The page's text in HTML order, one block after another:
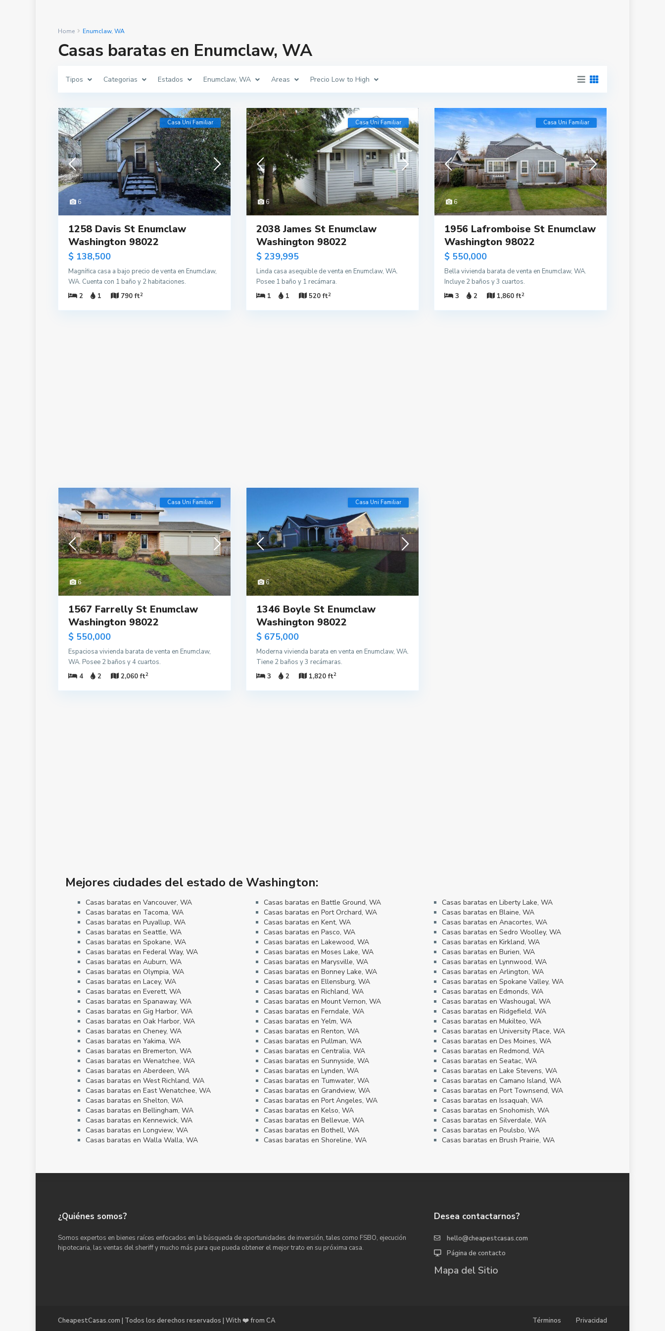
Home Enumclaw, WA
Casas baratas en Enumclaw, WA
Tipos Categorias Estados Enumclaw, WA Areas Precio Low to High
6
Casa Uni Familiar
1258 Davis St Enumclaw
Washington 98022
$ 138,500
Magnífica casa a bajo precio de venta en Enumclaw,
WA. Cuenta con 1 baño y 2 habitaciones.
2
1 790 ft2
6
Casa Uni Familiar
2038 James St Enumclaw
Washington 98022
$ 239,995
Linda casa asequible de venta en Enumclaw, WA.
Posee 1 baño y 1 recámara.
1
1 520 ft2
6
Casa Uni Familiar
1956 Lafromboise St Enumclaw
Washington 98022
$ 550,000
Bella vivienda barata de venta en Enumclaw, WA.
Incluye 2 baños y 3 cuartos.
3
2 1,860 ft2
6
Casa Uni Familiar
1567 Farrelly St Enumclaw
Washington 98022
$ 550,000
Espaciosa vivienda barata de venta en Enumclaw,
WA. Posee 2 baños y 4 cuartos.
4
2 2,060 ft2
6
Casa Uni Familiar
1346 Boyle St Enumclaw
Washington 98022
$ 675,000
Moderna vivienda barata en venta en Enumclaw, WA.
Tiene 2 baños y 3 recámaras.
3
2 1,820 ft2
Mejores ciudades del estado de Washington:
Casas baratas en Vancouver, WA
Casas baratas en Tacoma, WA
Casas baratas en Puyallup, WA
Casas baratas en Seattle, WA
Casas baratas en Spokane, WA
Casas baratas en Federal Way, WA
Casas baratas en Auburn, WA
Casas baratas en Olympia, WA
Casas baratas en Lacey, WA
Casas baratas en Everett, WA
Casas baratas en Spanaway, WA
Casas baratas en Gig Harbor, WA
Casas baratas en Oak Harbor, WA
Casas baratas en Cheney, WA
Casas baratas en Yakima, WA
Casas baratas en Bremerton, WA
Casas baratas en Wenatchee, WA
Casas baratas en Aberdeen, WA
Casas baratas en West Richland, WA
Casas baratas en East Wenatchee, WA
Casas baratas en Shelton, WA
Casas baratas en Bellingham, WA
Casas baratas en Kennewick, WA
Casas baratas en Longview, WA
Casas baratas en Walla Walla, WA
Casas baratas en Battle Ground, WA
Casas baratas en Port Orchard, WA
Casas baratas en Kent, WA
Casas baratas en Pasco, WA
Casas baratas en Lakewood, WA
Casas baratas en Moses Lake, WA
Casas baratas en Marysville, WA
Casas baratas en Bonney Lake, WA
Casas baratas en Ellensburg, WA
Casas baratas en Richland, WA
Casas baratas en Mount Vernon, WA
Casas baratas en Ferndale, WA
Casas baratas en Yelm, WA
Casas baratas en Renton, WA
Casas baratas en Pullman, WA
Casas baratas en Centralia, WA
Casas baratas en Sunnyside, WA
Casas baratas en Lynden, WA
Casas baratas en Tumwater, WA
Casas baratas en Grandview, WA
Casas baratas en Port Angeles, WA
Casas baratas en Kelso, WA
Casas baratas en Bellevue, WA
Casas baratas en Bothell, WA
Casas baratas en Shoreline, WA
Casas baratas en Liberty Lake, WA
Casas baratas en Blaine, WA
Casas baratas en Anacortes, WA
Casas baratas en Sedro Woolley, WA
Casas baratas en Kirkland, WA
Casas baratas en Burien, WA
Casas baratas en Lynnwood, WA
Casas baratas en Arlington, WA
Casas baratas en Spokane Valley, WA
Casas baratas en Edmonds, WA
Casas baratas en Washougal, WA
Casas baratas en Ridgefield, WA
Casas baratas en Mukilteo, WA
Casas baratas en University Place, WA
Casas baratas en Des Moines, WA
Casas baratas en Redmond, WA
Casas baratas en Seatac, WA
Casas baratas en Lake Stevens, WA
Casas baratas en Camano Island, WA
Casas baratas en Port Townsend, WA
Casas baratas en Issaquah, WA
Casas baratas en Snohomish, WA
Casas baratas en Silverdale, WA
Casas baratas en Poulsbo, WA
Casas baratas en Brush Prairie, WA
¿Quiénes somos?
Somos expertos en bienes raíces enfocados en la búsqueda de oportunidades de inversión, tales como FSBO, ejecución
hipotecaria, las ventas del sheriff y mucho más para que pueda obtener el mejor trato en su próxima casa.
Desea contactarnos?
hello@cheapestcasas.com
Página de contacto
Mapa del Sitio
CheapestCasas.com | Todos los derechos reservados | With ❤️ from CA Términos Privacidad